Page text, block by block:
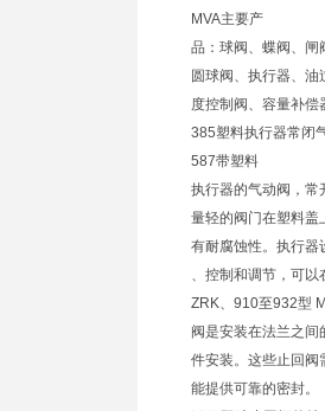
MVA主要产
品：球阀、蝶阀、闸
圆球阀、执行器、
度控制阀、容量补偿
385塑料执行器常闭
587带塑料
执行器的气动阀，常
量轻的阀门在塑料盖
有耐腐蚀性。执行器
、控制和调节，可以
ZRK、910至932型
阀是安装在法兰之
件安装。这些止回阀
能提供可靠的密封。